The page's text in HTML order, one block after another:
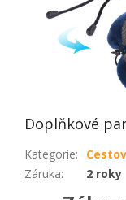
Doplňkové
Kategorie:
Záruka: 2 roky